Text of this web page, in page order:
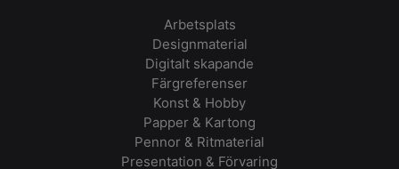
Arbetsplats
Designmaterial
Digitalt skapande
Färgreferenser
Konst & Hobby
Papper & Kartong
Pennor & Ritmaterial
Presentation & Förvaring